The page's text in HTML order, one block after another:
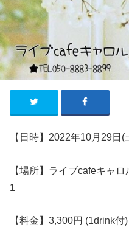
【日時】2022年10月29日(
【場所】ライブcafeキャ
1
【料金】3,300円 (1drink